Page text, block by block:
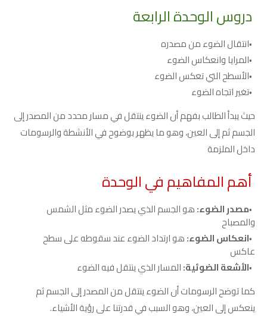
دروس الوحدة الرابعة
انتقال الضوء من مصدره
المرايا وانعكاس الضوء
الأسطح التي تعكس الضوء
تغير اتجاه الضوء
حيث يبدأ الطالب بفهم أن الضوء ينتقل في مسار محدد من المصدر إلى
الجسم ثم إلى العين، وهو ما يظهر بوضوح في الأنشطة والرسومات
داخل الملزمة
أهم المفاهيم في الوحدة
مصدر الضوء:هو الجسم الذي يصدر الضوء مثل الشمس
والمصباح
انعكاس الضوء:هو ارتداد الضوء عند سقوطه على سطح
عاكس
الأشعة الضوئية:المسار الذي ينتقل فيه الضوء
كما توضح الرسومات أن الضوء ينتقل من المصدر إلى الجسم ثم
ينعكس إلى العين، وهو السبب في قدرتنا على رؤية الأشياء.